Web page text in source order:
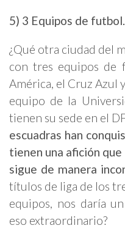
5) 3 Equipos de futbol.
¿Qué otra ciudad del
con tres equipos de
América, el Cruz Azul
equipo de la
tienen su sede en el
escuadras han
tienen una afición que
sigue de manera
títulos de liga de los
equipos, nos daría
eso extraordinario?